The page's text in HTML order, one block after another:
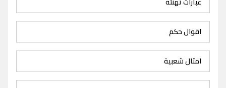
اقوال حكم
امثال شعبية